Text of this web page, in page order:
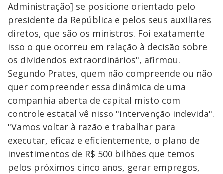
Administração] se posicione orientado pelo
presidente da República e pelos seus auxiliares
diretos, que são os ministros. Foi exatamente
isso o que ocorreu em relação à decisão sobre
os dividendos extraordinários", afirmou.
Segundo Prates, quem não compreende ou não
quer compreender essa dinâmica de uma
companhia aberta de capital misto com
controle estatal vê nisso "intervenção indevida".
"Vamos voltar à razão e trabalhar para
executar, eficaz e eficientemente, o plano de
investimentos de R$ 500 bilhões que temos
pelos próximos cinco anos, gerar empregos,